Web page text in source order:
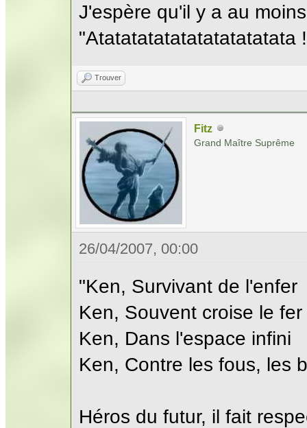
J'espère qu'il y a au
"Atatatatatatatatatatatata
Trouver
Fitz
Grand Maître Suprême
26/04/2007, 00:00
"Ken, Survivant de l'enfer
Ken, Souvent croise le fer
Ken, Dans l'espace infini
Ken, Contre les fous, les
Héros du futur, il fait